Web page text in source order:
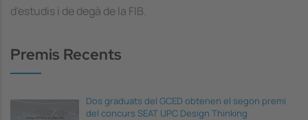
d'estudis i de degà de la FIB.
Premis Recents
Dos graduats del GCED obtenen el segon premi
del concurs SEAT UPC Design Thinking